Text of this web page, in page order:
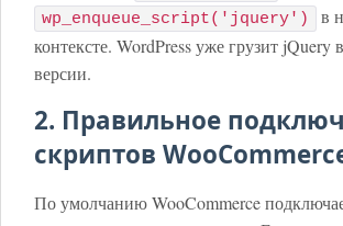
wp_enqueue_script('jquery')
в
контексте. WordPress уже грузит jQuery
версии.
2. Правильное
скриптов
По умолчанию WooCommerce